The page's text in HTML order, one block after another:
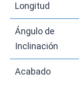
Longitud
Ángulo de
Inclinación
Acabado